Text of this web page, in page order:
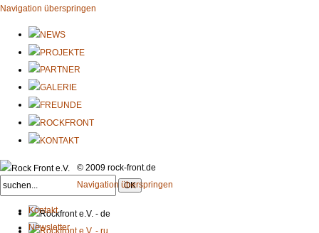
Navigation überspringen
© 2009 rock-front.de
Navigation überspringen
Kontakt
Newsletter